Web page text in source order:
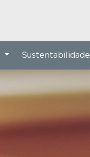
Sustentabilidade